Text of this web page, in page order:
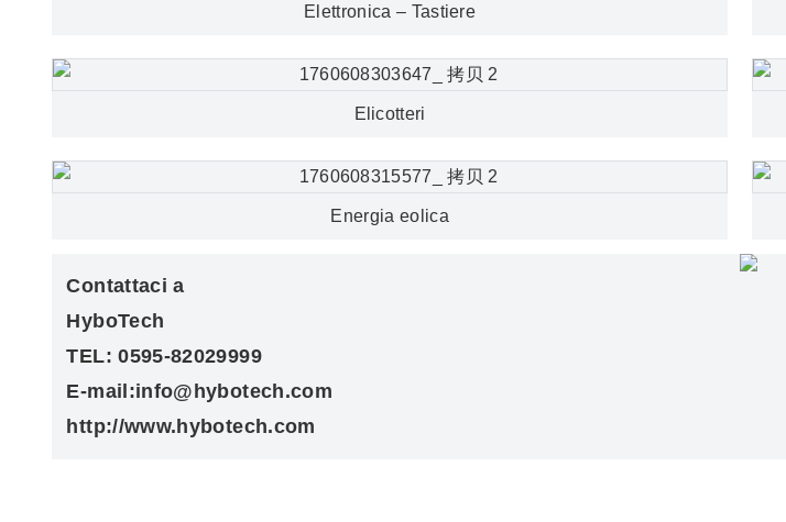
Elettronica – Tastiere
Elicotteri
Energia eolica
Contattaci a
HyboTech
TEL: 0595-82029999
E-mail:info@hybotech.com
http://www.hybotech.com